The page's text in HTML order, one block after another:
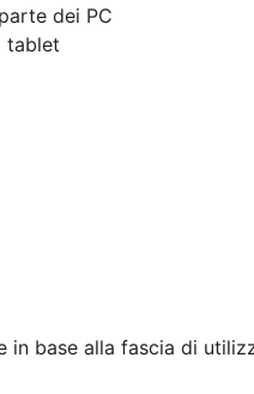
dei PC
tablet
in base alla fascia di